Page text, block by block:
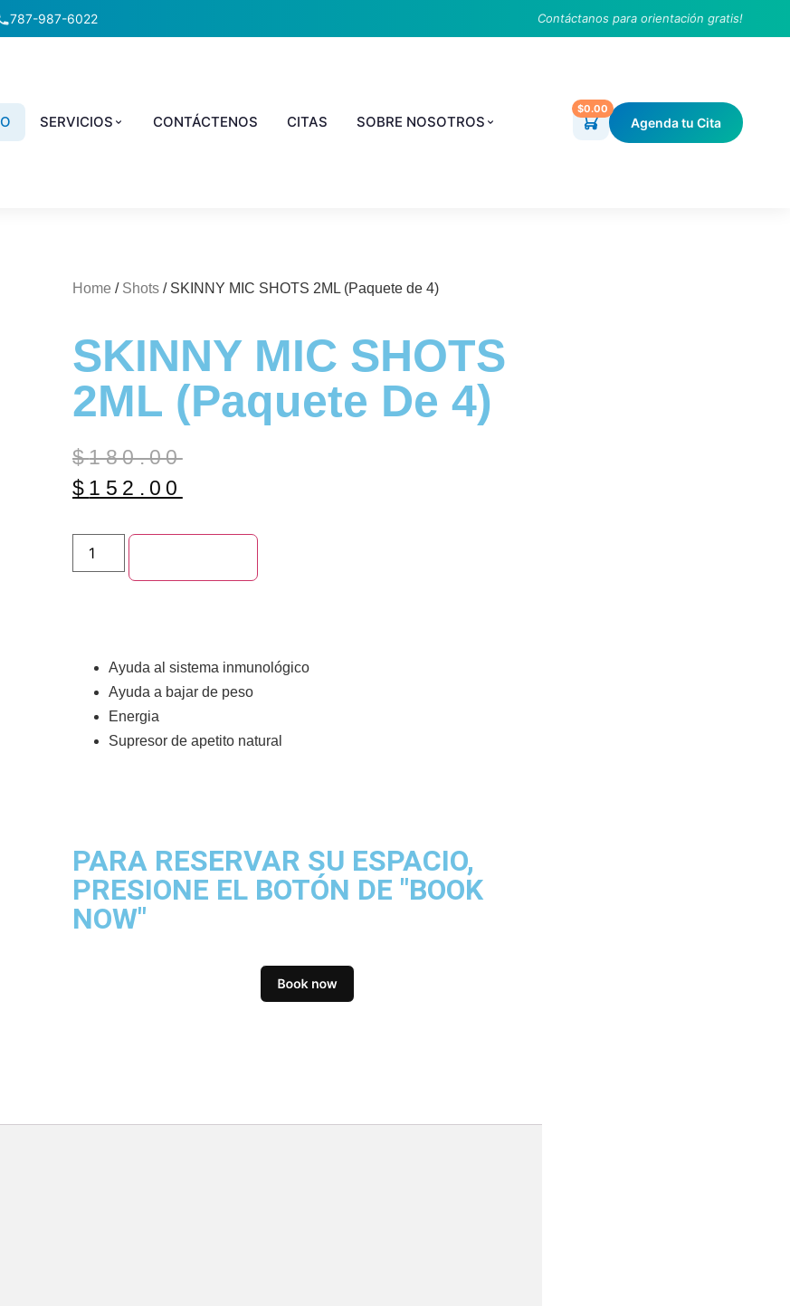
787-987-6022 Contáctanos para orientación gratis!
SERVICIOS CONTÁCTENOS CITAS SOBRE NOSOTROS
$0.00
Agenda tu Cita
Home / Shots / SKINNY MIC SHOTS 2ML (Paquete de 4)
SKINNY MIC SHOTS
2ML (Paquete De 4)
$180.00
$ 152.00
Ayuda al sistema inmunológico
Ayuda a bajar de peso
Energia
Supresor de apetito natural
PARA RESERVAR SU ESPACIO,
PRESIONE EL BOTÓN DE "BOOK
NOW"